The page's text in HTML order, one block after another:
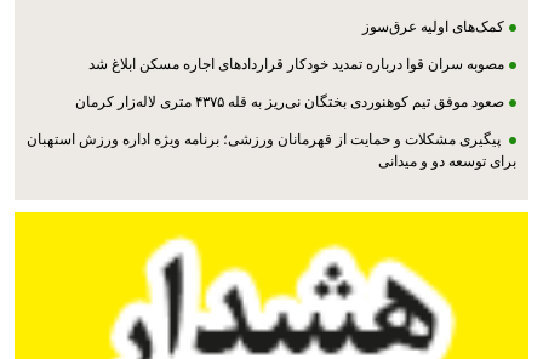
کمک‌های اولیه عرق‌سوز
مصوبه سران قوا درباره تمدید خودکار قراردادهای اجاره مسکن ابلاغ شد
صعود موفق تیم کوهنوردی بختگان نی‌ریز به قله ۴۳۷۵ متری لاله‌زار کرمان
پیگیری مشکلات و حمایت از قهرمانان ورزشی؛ برنامه ویژه اداره ورزش استهبان
برای توسعه دو و میدانی